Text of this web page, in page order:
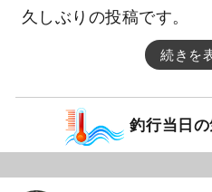
久しぶりの投稿です。
続きを
釣行当日